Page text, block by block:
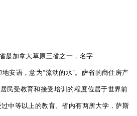
是加拿大草原三省之一，名字
安语，意为“流动的水”。萨省的商住房产
民受教育和接受培训的程度位居于世界前
中等以上的教育。省内有两所大学，萨斯